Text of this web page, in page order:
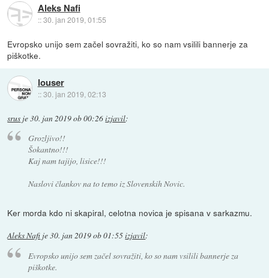
Aleks Nafi
::30. jan 2019, 01:55
Evropsko unijo sem začel sovražiti, ko so nam vsilili bannerje za
piškotke.
louser
::30. jan 2019, 02:13
srus je30. jan 2019 ob 00:26izjavil:
Grozljivo!!
Šokantno!!!
Kaj nam tajijo, lisice!!!
Naslovi člankov na to temo iz Slovenskih Novic.
Ker morda kdo ni skapiral, celotna novica je spisana v sarkazmu.
Aleks Nafi je30. jan 2019 ob 01:55izjavil:
Evropsko unijo sem začel sovražiti, ko so nam vsilili bannerje za
piškotke.